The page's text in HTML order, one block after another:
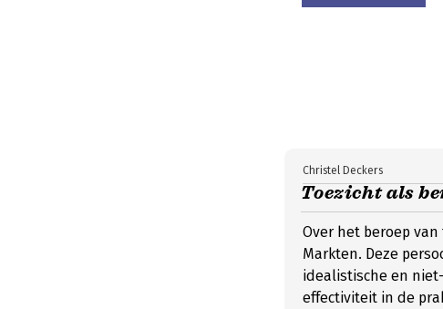
Toezicht als
Christel Deckers
Over het beroep
Markten. Deze
idealistische en
effectiviteit in de